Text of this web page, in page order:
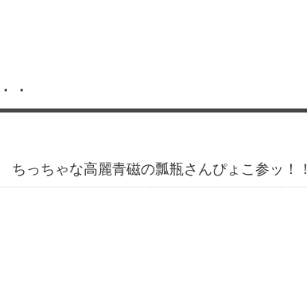
・
っちゃな高麗青磁の瓢瓶さんぴょこ参ッ！！